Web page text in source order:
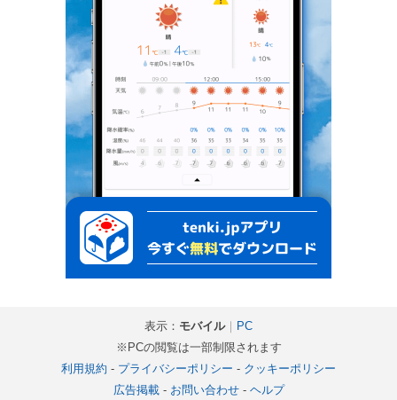
表示： モバイル｜ PC
※PCの閲覧は一部制限されます
利用規約 - プライバシーポリシー - クッキーポリシー
広告掲載- お問い合わせ- ヘルプ